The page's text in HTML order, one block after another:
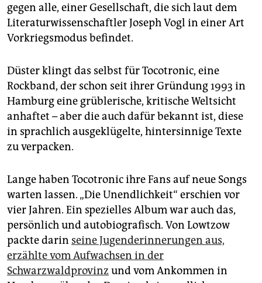
gegen alle, einer Gesellschaft, die sich laut dem
Literaturwissenschaftler Joseph Vogl in einer Art
Vorkriegsmodus befindet.
Düster klingt das selbst für Tocotronic, eine
Rockband, der schon seit ihrer Gründung 1993 in
Hamburg eine grüblerische, kritische Weltsicht
anhaftet – aber die auch dafür bekannt ist, diese
in sprachlich ausgeklügelte, hintersinnige Texte
zu verpacken.
Lange haben Tocotronic ihre Fans auf neue Songs
warten lassen. „Die Unendlichkeit“ erschien vor
vier Jahren. Ein spezielles Album war auch das,
persönlich und autobiografisch. Von Lowtzow
packte darin seine Jugenderinnerungen aus,
erzählte vom Aufwachsen in der
Schwarzwaldprovinz und vom Ankommen in